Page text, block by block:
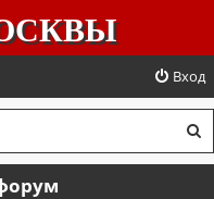
Вход
о